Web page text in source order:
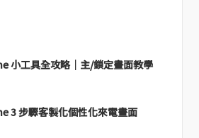
小工具全攻略｜主/鎖定畫面教學
3 步驟客製化個性化來電畫面